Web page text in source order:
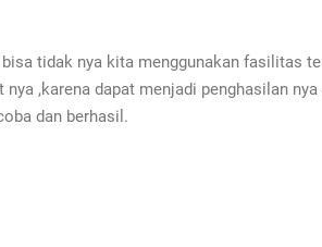
tidak nya kita menggunakan fasilitas
,karena dapat menjadi penghasilan
dan berhasil.